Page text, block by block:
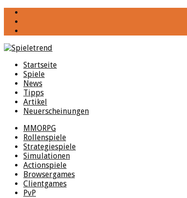
Startseite
Spiele
News
Tipps
Artikel
Neuerscheinungen
MMORPG
Rollenspiele
Strategiespiele
Simulationen
Actionspiele
Browsergames
Clientgames
PvP